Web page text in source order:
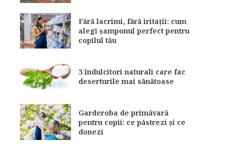
Fără lacrimi, fără iritații: cum
alegi șamponul perfect pentru
copilul tău
3 îndulcitori naturali care fac
deserturile mai sănătoase
Garderoba de primăvară
pentru copii: ce păstrezi și ce
donezi